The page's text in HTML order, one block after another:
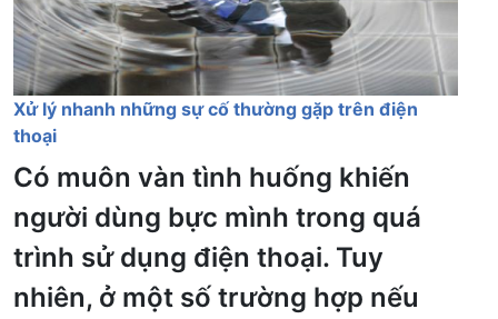
Xử lý nhanh những sự cố thường gặp trên điện
thoại
Có muôn vàn tình huống khiến
người dùng bực mình trong quá
trình sử dụng điện thoại. Tuy
nhiên, ở một số trường hợp nếu